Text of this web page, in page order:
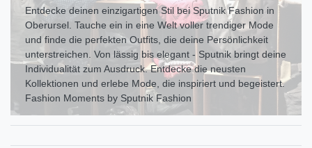
Entdecke deinen einzigartigen Stil bei Sputnik Fashion in
Oberursel. Tauche ein in eine Welt voller trendiger Mode
und finde die perfekten Outfits, die deine Persönlichkeit
unterstreichen. Von lässig bis elegant - Sputnik bringt deine
Individualität zum Ausdr uck. Entdecke die neusten
Kollektionen und erlebe Mode, die inspiriert und begeistert.
Fashion Moments by Sputnik Fashion